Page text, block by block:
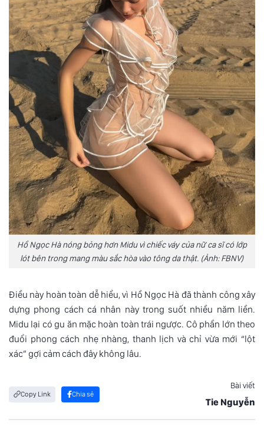
Hồ Ngọc Hà nóng bỏng hơn Midu vì chiếc váy của nữ ca sĩ có lớp
lót bên trong mang màu sắc hòa vào tông da thật. (Ảnh: FBNV)
Điều này hoàn toàn dễ hiểu, vì Hồ Ngọc Hà đã thành công xây
dựng phong cách cá nhân này trong suốt nhiều năm liền.
Midu lại có gu ăn mặc hoàn toàn trái ngược. Cô phần lớn theo
đuổi phong cách nhẹ nhàng, thanh lịch và chỉ vừa mới “lột
xác” gợi cảm cách đây không lâu.
Copy Link Chia sẻ
Bài viết
Tie Nguyễn